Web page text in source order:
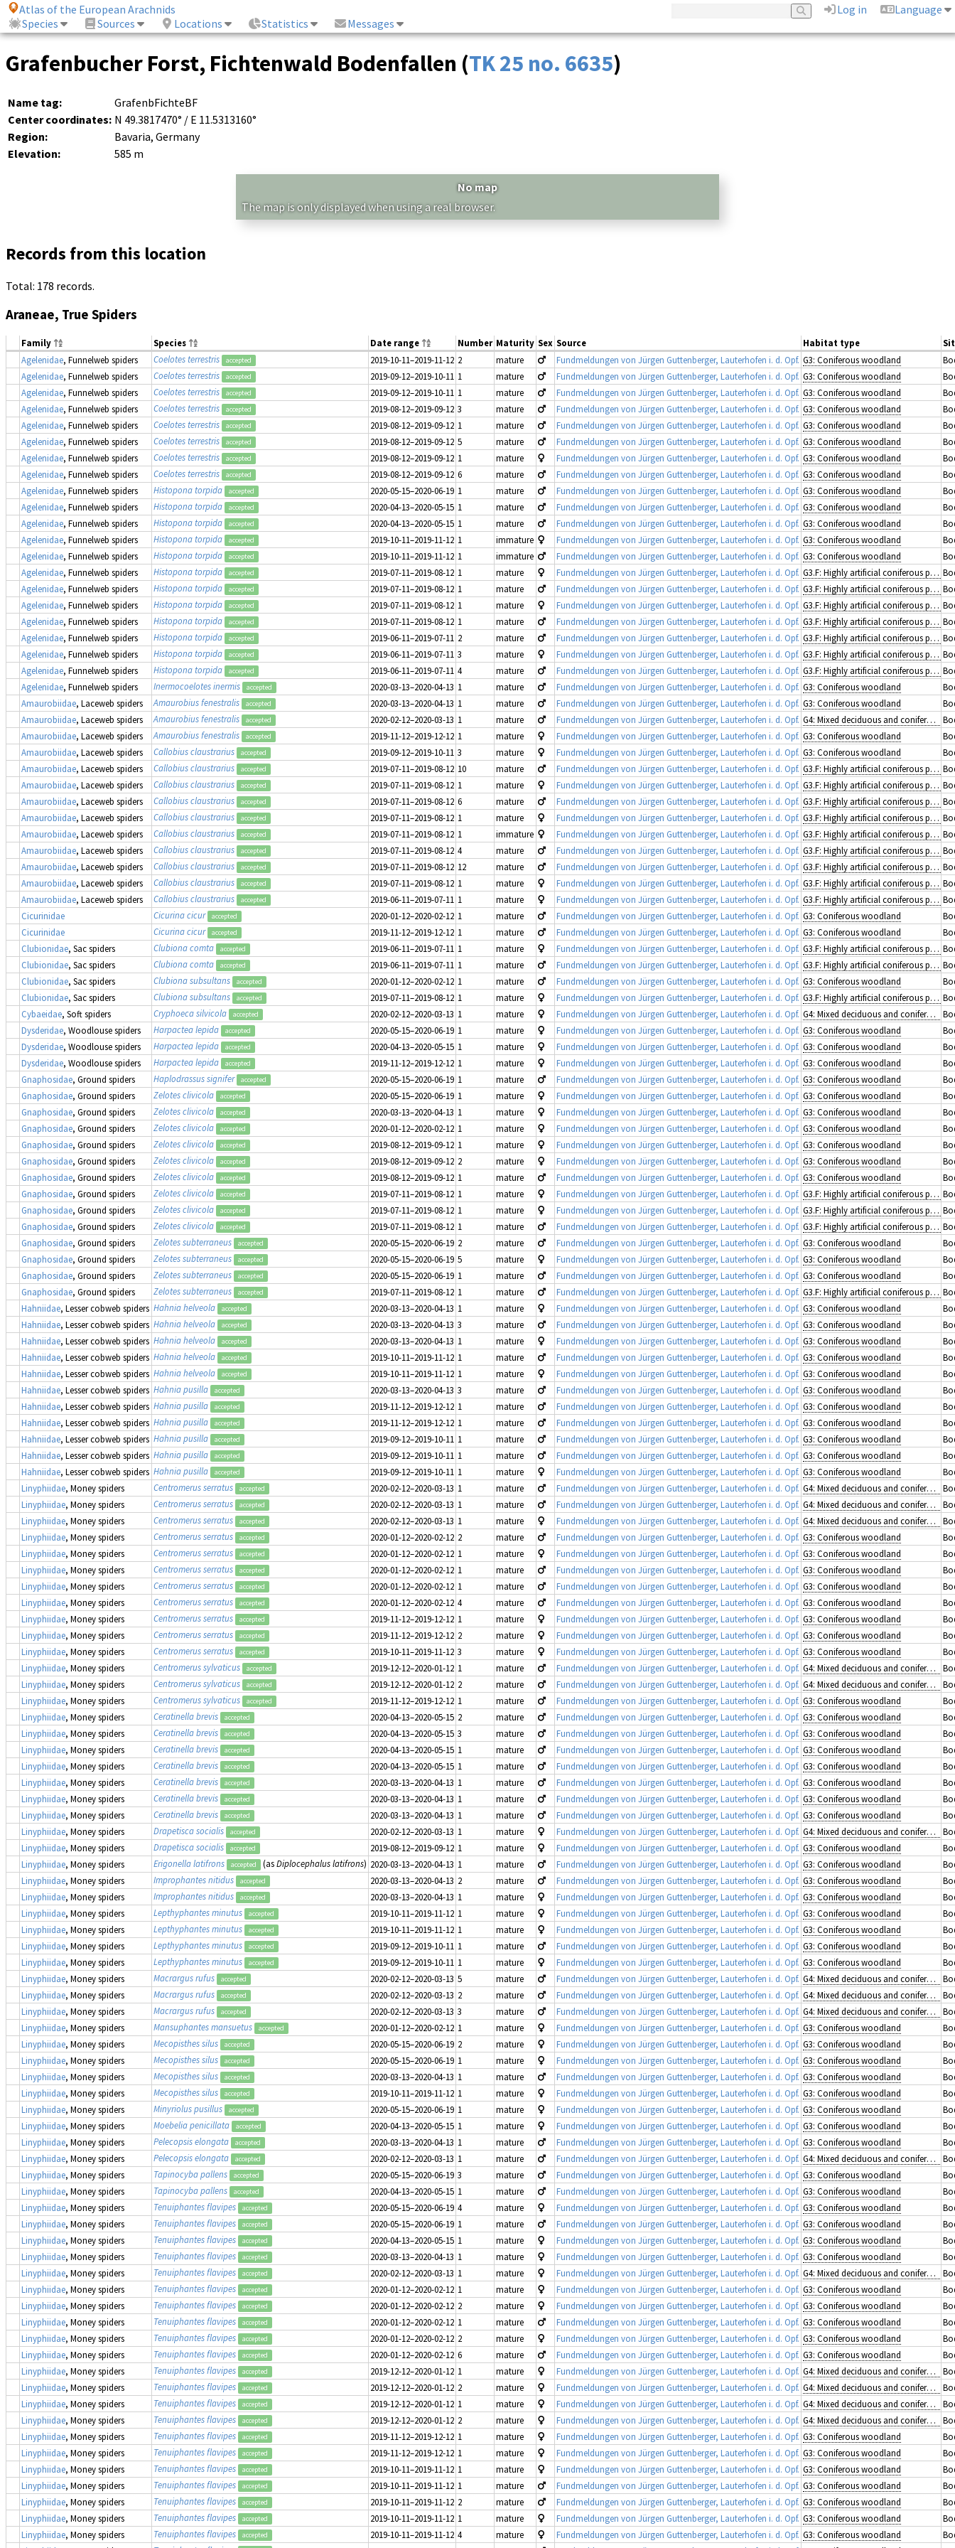
Atlas of the European Arachnids Log in
Language
Species
Sources Locations Statistics Messages
Grafenbucher Forst, Fichtenwald Bodenfallen (TK 25 no. 6635)
Name tag:
GrafenbFichteBF
Center coordinates: N 49.3817470° / E 11.5313160°
Region:
Bavaria, Germany
Elevation:
585 m
No map
The map is only displayed when using a real browser.
Records from this location
Total: 178 records.
Araneae, True Spiders
Family Species Date range Number Maturity Sex Source Habitat type
Agelenidae, Funnelweb spiders Coelotes terrestris accepted 2019-10-11–2019-11-12 2 mature Fundmeldungen von Jürgen Guttenberger, Lauterhofen i. d. Opf. G3: Coniferous woodland
Agelenidae, Funnelweb spiders Coelotes terrestris accepted 2019-09-12–2019-10-11 1 mature Fundmeldungen von Jürgen Guttenberger, Lauterhofen i. d. Opf. G3: Coniferous woodland
Agelenidae, Funnelweb spiders Coelotes terrestris accepted 2019-09-12–2019-10-11 1 mature Fundmeldungen von Jürgen Guttenberger, Lauterhofen i. d. Opf. G3: Coniferous woodland
Agelenidae, Funnelweb spiders Coelotes terrestris accepted 2019-08-12–2019-09-12 3 mature Fundmeldungen von Jürgen Guttenberger, Lauterhofen i. d. Opf. G3: Coniferous woodland
Agelenidae, Funnelweb spiders Coelotes terrestris accepted 2019-08-12–2019-09-12 1 mature Fundmeldungen von Jürgen Guttenberger, Lauterhofen i. d. Opf. G3: Coniferous woodland
Agelenidae, Funnelweb spiders Coelotes terrestris accepted 2019-08-12–2019-09-12 5 mature Fundmeldungen von Jürgen Guttenberger, Lauterhofen i. d. Opf. G3: Coniferous woodland
Agelenidae, Funnelweb spiders Coelotes terrestris accepted 2019-08-12–2019-09-12 1 mature Fundmeldungen von Jürgen Guttenberger, Lauterhofen i. d. Opf. G3: Coniferous woodland
Agelenidae, Funnelweb spiders Coelotes terrestris accepted 2019-08-12–2019-09-12 6 mature Fundmeldungen von Jürgen Guttenberger, Lauterhofen i. d. Opf. G3: Coniferous woodland
Agelenidae, Funnelweb spiders Histopona torpida accepted 2020-05-15–2020-06-19 1 mature Fundmeldungen von Jürgen Guttenberger, Lauterhofen i. d. Opf. G3: Coniferous woodland
Agelenidae, Funnelweb spiders Histopona torpida accepted 2020-04-13–2020-05-15 1 mature Fundmeldungen von Jürgen Guttenberger, Lauterhofen i. d. Opf. G3: Coniferous woodland
Agelenidae, Funnelweb spiders Histopona torpida accepted 2020-04-13–2020-05-15 1 mature Fundmeldungen von Jürgen Guttenberger, Lauterhofen i. d. Opf. G3: Coniferous woodland
Agelenidae, Funnelweb spiders Histopona torpida accepted 2019-10-11–2019-11-12 1 immature Fundmeldungen von Jürgen Guttenberger, Lauterhofen i. d. Opf. G3: Coniferous woodland
Agelenidae, Funnelweb spiders Histopona torpida accepted 2019-10-11–2019-11-12 1 immature Fundmeldungen von Jürgen Guttenberger, Lauterhofen i. d. Opf. G3: Coniferous woodland
Agelenidae, Funnelweb spiders Histopona torpida accepted 2019-07-11–2019-08-12 1 mature Fundmeldungen von Jürgen Guttenberger, Lauterhofen i. d. Opf. G3.F: Highly artificial coniferous plantations
Agelenidae, Funnelweb spiders Histopona torpida accepted 2019-07-11–2019-08-12 1 mature Fundmeldungen von Jürgen Guttenberger, Lauterhofen i. d. Opf. G3.F: Highly artificial coniferous plantations
Agelenidae, Funnelweb spiders Histopona torpida accepted 2019-07-11–2019-08-12 1 mature Fundmeldungen von Jürgen Guttenberger, Lauterhofen i. d. Opf. G3.F: Highly artificial coniferous plantations
Agelenidae, Funnelweb spiders Histopona torpida accepted 2019-07-11–2019-08-12 1 mature Fundmeldungen von Jürgen Guttenberger, Lauterhofen i. d. Opf. G3.F: Highly artificial coniferous plantations
Agelenidae, Funnelweb spiders Histopona torpida accepted 2019-06-11–2019-07-11 2 mature Fundmeldungen von Jürgen Guttenberger, Lauterhofen i. d. Opf. G3.F: Highly artificial coniferous plantations
Agelenidae, Funnelweb spiders Histopona torpida accepted 2019-06-11–2019-07-11 3 mature Fundmeldungen von Jürgen Guttenberger, Lauterhofen i. d. Opf. G3.F: Highly artificial coniferous plantations
Agelenidae, Funnelweb spiders Histopona torpida accepted 2019-06-11–2019-07-11 4 mature Fundmeldungen von Jürgen Guttenberger, Lauterhofen i. d. Opf. G3.F: Highly artificial coniferous plantations
Agelenidae, Funnelweb spiders Inermocoelotes inermis accepted 2020-03-13–2020-04-13 1 mature Fundmeldungen von Jürgen Guttenberger, Lauterhofen i. d. Opf. G3: Coniferous woodland
Amaurobiidae, Laceweb spiders Amaurobius fenestralis accepted 2020-03-13–2020-04-13 1 mature Fundmeldungen von Jürgen Guttenberger, Lauterhofen i. d. Opf. G3: Coniferous woodland
Amaurobiidae, Laceweb spiders Amaurobius fenestralis accepted 2020-02-12–2020-03-13 1 mature Fundmeldungen von Jürgen Guttenberger, Lauterhofen i. d. Opf. G4: Mixed deciduous and coniferous woodland
Amaurobiidae, Laceweb spiders Amaurobius fenestralis accepted 2019-11-12–2019-12-12 1 mature Fundmeldungen von Jürgen Guttenberger, Lauterhofen i. d. Opf. G3: Coniferous woodland
Amaurobiidae, Laceweb spiders Callobius claustrarius accepted 2019-09-12–2019-10-11 3 mature Fundmeldungen von Jürgen Guttenberger, Lauterhofen i. d. Opf. G3: Coniferous woodland
Amaurobiidae, Laceweb spiders Callobius claustrarius accepted 2019-07-11–2019-08-12 10 mature Fundmeldungen von Jürgen Guttenberger, Lauterhofen i. d. Opf. G3.F: Highly artificial coniferous plantations
Amaurobiidae, Laceweb spiders Callobius claustrarius accepted 2019-07-11–2019-08-12 1 mature Fundmeldungen von Jürgen Guttenberger, Lauterhofen i. d. Opf. G3.F: Highly artificial coniferous plantations
Amaurobiidae, Laceweb spiders Callobius claustrarius accepted 2019-07-11–2019-08-12 6 mature Fundmeldungen von Jürgen Guttenberger, Lauterhofen i. d. Opf. G3.F: Highly artificial coniferous plantations
Amaurobiidae, Laceweb spiders Callobius claustrarius accepted 2019-07-11–2019-08-12 1 mature Fundmeldungen von Jürgen Guttenberger, Lauterhofen i. d. Opf. G3.F: Highly artificial coniferous plantations
Amaurobiidae, Laceweb spiders Callobius claustrarius accepted 2019-07-11–2019-08-12 1 immature Fundmeldungen von Jürgen Guttenberger, Lauterhofen i. d. Opf. G3.F: Highly artificial coniferous plantations
Amaurobiidae, Laceweb spiders Callobius claustrarius accepted 2019-07-11–2019-08-12 4 mature Fundmeldungen von Jürgen Guttenberger, Lauterhofen i. d. Opf. G3.F: Highly artificial coniferous plantations
Amaurobiidae, Laceweb spiders Callobius claustrarius accepted 2019-07-11–2019-08-12 12 mature Fundmeldungen von Jürgen Guttenberger, Lauterhofen i. d. Opf. G3.F: Highly artificial coniferous plantations
Amaurobiidae, Laceweb spiders Callobius claustrarius accepted 2019-07-11–2019-08-12 1 mature Fundmeldungen von Jürgen Guttenberger, Lauterhofen i. d. Opf. G3.F: Highly artificial coniferous plantations
Amaurobiidae, Laceweb spiders Callobius claustrarius accepted 2019-06-11–2019-07-11 1 mature Fundmeldungen von Jürgen Guttenberger, Lauterhofen i. d. Opf. G3.F: Highly artificial coniferous plantations
Cicurinidae
Cicurina cicur accepted 2020-01-12–2020-02-12 1 mature Fundmeldungen von Jürgen Guttenberger, Lauterhofen i. d. Opf. G3: Coniferous woodland
Cicurinidae
Cicurina cicur accepted 2019-11-12–2019-12-12 1 mature Fundmeldungen von Jürgen Guttenberger, Lauterhofen i. d. Opf. G3: Coniferous woodland
Clubionidae, Sac spiders Clubiona comta accepted 2019-06-11–2019-07-11 1 mature Fundmeldungen von Jürgen Guttenberger, Lauterhofen i. d. Opf. G3.F: Highly artificial coniferous plantations
Clubionidae, Sac spiders Clubiona comta accepted 2019-06-11–2019-07-11 1 mature Fundmeldungen von Jürgen Guttenberger, Lauterhofen i. d. Opf. G3.F: Highly artificial coniferous plantations
Clubionidae, Sac spiders Clubiona subsultans accepted 2020-01-12–2020-02-12 1 mature Fundmeldungen von Jürgen Guttenberger, Lauterhofen i. d. Opf. G3: Coniferous woodland
Clubionidae, Sac spiders Clubiona subsultans accepted 2019-07-11–2019-08-12 1 mature Fundmeldungen von Jürgen Guttenberger, Lauterhofen i. d. Opf. G3.F: Highly artificial coniferous plantations
Cybaeidae, Soft spiders Cryphoeca silvicola accepted 2020-02-12–2020-03-13 1 mature Fundmeldungen von Jürgen Guttenberger, Lauterhofen i. d. Opf. G4: Mixed deciduous and coniferous woodland
Dysderidae, Woodlouse spiders Harpactea lepida accepted 2020-05-15–2020-06-19 1 mature Fundmeldungen von Jürgen Guttenberger, Lauterhofen i. d. Opf. G3: Coniferous woodland
Dysderidae, Woodlouse spiders Harpactea lepida accepted 2020-04-13–2020-05-15 1 mature Fundmeldungen von Jürgen Guttenberger, Lauterhofen i. d. Opf. G3: Coniferous woodland
Dysderidae, Woodlouse spiders Harpactea lepida accepted 2019-11-12–2019-12-12 1 mature Fundmeldungen von Jürgen Guttenberger, Lauterhofen i. d. Opf. G3: Coniferous woodland
Gnaphosidae, Ground spiders Haplodrassus signifer accepted 2020-05-15–2020-06-19 1 mature Fundmeldungen von Jürgen Guttenberger, Lauterhofen i. d. Opf. G3: Coniferous woodland
Gnaphosidae, Ground spiders Zelotes clivicola accepted 2020-05-15–2020-06-19 1 mature Fundmeldungen von Jürgen Guttenberger, Lauterhofen i. d. Opf. G3: Coniferous woodland
Gnaphosidae, Ground spiders Zelotes clivicola accepted 2020-03-13–2020-04-13 1 mature Fundmeldungen von Jürgen Guttenberger, Lauterhofen i. d. Opf. G3: Coniferous woodland
Gnaphosidae, Ground spiders Zelotes clivicola accepted 2020-01-12–2020-02-12 1 mature Fundmeldungen von Jürgen Guttenberger, Lauterhofen i. d. Opf. G3: Coniferous woodland
Gnaphosidae, Ground spiders Zelotes clivicola accepted 2019-08-12–2019-09-12 1 mature Fundmeldungen von Jürgen Guttenberger, Lauterhofen i. d. Opf. G3: Coniferous woodland
Gnaphosidae, Ground spiders Zelotes clivicola accepted 2019-08-12–2019-09-12 2 mature Fundmeldungen von Jürgen Guttenberger, Lauterhofen i. d. Opf. G3: Coniferous woodland
Gnaphosidae, Ground spiders Zelotes clivicola accepted 2019-08-12–2019-09-12 1 mature Fundmeldungen von Jürgen Guttenberger, Lauterhofen i. d. Opf. G3: Coniferous woodland
Gnaphosidae, Ground spiders Zelotes clivicola accepted 2019-07-11–2019-08-12 1 mature Fundmeldungen von Jürgen Guttenberger, Lauterhofen i. d. Opf. G3.F: Highly artificial coniferous plantations
Gnaphosidae, Ground spiders Zelotes clivicola accepted 2019-07-11–2019-08-12 1 mature Fundmeldungen von Jürgen Guttenberger, Lauterhofen i. d. Opf. G3.F: Highly artificial coniferous plantations
Gnaphosidae, Ground spiders Zelotes clivicola accepted 2019-07-11–2019-08-12 1 mature Fundmeldungen von Jürgen Guttenberger, Lauterhofen i. d. Opf. G3.F: Highly artificial coniferous plantations
Gnaphosidae, Ground spiders Zelotes subterraneus accepted 2020-05-15–2020-06-19 2 mature Fundmeldungen von Jürgen Guttenberger, Lauterhofen i. d. Opf. G3: Coniferous woodland
Gnaphosidae, Ground spiders Zelotes subterraneus accepted 2020-05-15–2020-06-19 5 mature Fundmeldungen von Jürgen Guttenberger, Lauterhofen i. d. Opf. G3: Coniferous woodland
Gnaphosidae, Ground spiders Zelotes subterraneus accepted 2020-05-15–2020-06-19 1 mature Fundmeldungen von Jürgen Guttenberger, Lauterhofen i. d. Opf. G3: Coniferous woodland
Gnaphosidae, Ground spiders Zelotes subterraneus accepted 2019-07-11–2019-08-12 1 mature Fundmeldungen von Jürgen Guttenberger, Lauterhofen i. d. Opf. G3.F: Highly artificial coniferous plantations
Hahniidae, Lesser cobweb spiders Hahnia helveola accepted 2020-03-13–2020-04-13 1 mature Fundmeldungen von Jürgen Guttenberger, Lauterhofen i. d. Opf. G3: Coniferous woodland
Hahniidae, Lesser cobweb spiders Hahnia helveola accepted 2020-03-13–2020-04-13 3 mature Fundmeldungen von Jürgen Guttenberger, Lauterhofen i. d. Opf. G3: Coniferous woodland
Hahniidae, Lesser cobweb spiders Hahnia helveola accepted 2020-03-13–2020-04-13 1 mature Fundmeldungen von Jürgen Guttenberger, Lauterhofen i. d. Opf. G3: Coniferous woodland
Hahniidae, Lesser cobweb spiders Hahnia helveola accepted 2019-10-11–2019-11-12 1 mature Fundmeldungen von Jürgen Guttenberger, Lauterhofen i. d. Opf. G3: Coniferous woodland
Hahniidae, Lesser cobweb spiders Hahnia helveola accepted 2019-10-11–2019-11-12 1 mature Fundmeldungen von Jürgen Guttenberger, Lauterhofen i. d. Opf. G3: Coniferous woodland
Hahniidae, Lesser cobweb spiders Hahnia pusilla accepted 2020-03-13–2020-04-13 3 mature Fundmeldungen von Jürgen Guttenberger, Lauterhofen i. d. Opf. G3: Coniferous woodland
Hahniidae, Lesser cobweb spiders Hahnia pusilla accepted 2019-11-12–2019-12-12 1 mature Fundmeldungen von Jürgen Guttenberger, Lauterhofen i. d. Opf. G3: Coniferous woodland
Hahniidae, Lesser cobweb spiders Hahnia pusilla accepted 2019-11-12–2019-12-12 1 mature Fundmeldungen von Jürgen Guttenberger, Lauterhofen i. d. Opf. G3: Coniferous woodland
Hahniidae, Lesser cobweb spiders Hahnia pusilla accepted 2019-09-12–2019-10-11 1 mature Fundmeldungen von Jürgen Guttenberger, Lauterhofen i. d. Opf. G3: Coniferous woodland
Hahniidae, Lesser cobweb spiders Hahnia pusilla accepted 2019-09-12–2019-10-11 1 mature Fundmeldungen von Jürgen Guttenberger, Lauterhofen i. d. Opf. G3: Coniferous woodland
Hahniidae, Lesser cobweb spiders Hahnia pusilla accepted 2019-09-12–2019-10-11 1 mature Fundmeldungen von Jürgen Guttenberger, Lauterhofen i. d. Opf. G3: Coniferous woodland
Linyphiidae, Money spiders Centromerus serratus accepted 2020-02-12–2020-03-13 1 mature Fundmeldungen von Jürgen Guttenberger, Lauterhofen i. d. Opf. G4: Mixed deciduous and coniferous woodland
Linyphiidae, Money spiders Centromerus serratus accepted 2020-02-12–2020-03-13 1 mature Fundmeldungen von Jürgen Guttenberger, Lauterhofen i. d. Opf. G4: Mixed deciduous and coniferous woodland
Linyphiidae, Money spiders Centromerus serratus accepted 2020-02-12–2020-03-13 1 mature Fundmeldungen von Jürgen Guttenberger, Lauterhofen i. d. Opf. G4: Mixed deciduous and coniferous woodland
Linyphiidae, Money spiders Centromerus serratus accepted 2020-01-12–2020-02-12 2 mature Fundmeldungen von Jürgen Guttenberger, Lauterhofen i. d. Opf. G3: Coniferous woodland
Linyphiidae, Money spiders Centromerus serratus accepted 2020-01-12–2020-02-12 1 mature Fundmeldungen von Jürgen Guttenberger, Lauterhofen i. d. Opf. G3: Coniferous woodland
Linyphiidae, Money spiders Centromerus serratus accepted 2020-01-12–2020-02-12 1 mature Fundmeldungen von Jürgen Guttenberger, Lauterhofen i. d. Opf. G3: Coniferous woodland
Linyphiidae, Money spiders Centromerus serratus accepted 2020-01-12–2020-02-12 1 mature Fundmeldungen von Jürgen Guttenberger, Lauterhofen i. d. Opf. G3: Coniferous woodland
Linyphiidae, Money spiders Centromerus serratus accepted 2020-01-12–2020-02-12 4 mature Fundmeldungen von Jürgen Guttenberger, Lauterhofen i. d. Opf. G3: Coniferous woodland
Linyphiidae, Money spiders Centromerus serratus accepted 2019-11-12–2019-12-12 1 mature Fundmeldungen von Jürgen Guttenberger, Lauterhofen i. d. Opf. G3: Coniferous woodland
Linyphiidae, Money spiders Centromerus serratus accepted 2019-11-12–2019-12-12 2 mature Fundmeldungen von Jürgen Guttenberger, Lauterhofen i. d. Opf. G3: Coniferous woodland
Linyphiidae, Money spiders Centromerus serratus accepted 2019-10-11–2019-11-12 3 mature Fundmeldungen von Jürgen Guttenberger, Lauterhofen i. d. Opf. G3: Coniferous woodland
Linyphiidae, Money spiders Centromerus sylvaticus accepted 2019-12-12–2020-01-12 1 mature Fundmeldungen von Jürgen Guttenberger, Lauterhofen i. d. Opf. G4: Mixed deciduous and coniferous woodland
Linyphiidae, Money spiders Centromerus sylvaticus accepted 2019-12-12–2020-01-12 2 mature Fundmeldungen von Jürgen Guttenberger, Lauterhofen i. d. Opf. G4: Mixed deciduous and coniferous woodland
Linyphiidae, Money spiders Centromerus sylvaticus accepted 2019-11-12–2019-12-12 1 mature Fundmeldungen von Jürgen Guttenberger, Lauterhofen i. d. Opf. G3: Coniferous woodland
Linyphiidae, Money spiders Ceratinella brevis accepted 2020-04-13–2020-05-15 2 mature Fundmeldungen von Jürgen Guttenberger, Lauterhofen i. d. Opf. G3: Coniferous woodland
Linyphiidae, Money spiders Ceratinella brevis accepted 2020-04-13–2020-05-15 3 mature Fundmeldungen von Jürgen Guttenberger, Lauterhofen i. d. Opf. G3: Coniferous woodland
Linyphiidae, Money spiders Ceratinella brevis accepted 2020-04-13–2020-05-15 1 mature Fundmeldungen von Jürgen Guttenberger, Lauterhofen i. d. Opf. G3: Coniferous woodland
Linyphiidae, Money spiders Ceratinella brevis accepted 2020-04-13–2020-05-15 1 mature Fundmeldungen von Jürgen Guttenberger, Lauterhofen i. d. Opf. G3: Coniferous woodland
Linyphiidae, Money spiders Ceratinella brevis accepted 2020-03-13–2020-04-13 1 mature Fundmeldungen von Jürgen Guttenberger, Lauterhofen i. d. Opf. G3: Coniferous woodland
Linyphiidae, Money spiders Ceratinella brevis accepted 2020-03-13–2020-04-13 1 mature Fundmeldungen von Jürgen Guttenberger, Lauterhofen i. d. Opf. G3: Coniferous woodland
Linyphiidae, Money spiders Ceratinella brevis accepted 2020-03-13–2020-04-13 1 mature Fundmeldungen von Jürgen Guttenberger, Lauterhofen i. d. Opf. G3: Coniferous woodland
Linyphiidae, Money spiders Drapetisca socialis accepted 2020-02-12–2020-03-13 1 mature Fundmeldungen von Jürgen Guttenberger, Lauterhofen i. d. Opf. G4: Mixed deciduous and coniferous woodland
Linyphiidae, Money spiders Drapetisca socialis accepted 2019-08-12–2019-09-12 1 mature Fundmeldungen von Jürgen Guttenberger, Lauterhofen i. d. Opf. G3: Coniferous woodland
Linyphiidae, Money spiders Erigonella latifrons accepted (asDiplocephalus latifrons) 2020-03-13–2020-04-13 1 mature Fundmeldungen von Jürgen Guttenberger, Lauterhofen i. d. Opf. G3: Coniferous woodland
Linyphiidae, Money spiders Improphantes nitidus accepted 2020-03-13–2020-04-13 2 mature Fundmeldungen von Jürgen Guttenberger, Lauterhofen i. d. Opf. G3: Coniferous woodland
Linyphiidae, Money spiders Improphantes nitidus accepted 2020-03-13–2020-04-13 1 mature Fundmeldungen von Jürgen Guttenberger, Lauterhofen i. d. Opf. G3: Coniferous woodland
Linyphiidae, Money spiders Lepthyphantes minutus accepted 2019-10-11–2019-11-12 1 mature Fundmeldungen von Jürgen Guttenberger, Lauterhofen i. d. Opf. G3: Coniferous woodland
Linyphiidae, Money spiders Lepthyphantes minutus accepted 2019-10-11–2019-11-12 1 mature Fundmeldungen von Jürgen Guttenberger, Lauterhofen i. d. Opf. G3: Coniferous woodland
Linyphiidae, Money spiders Lepthyphantes minutus accepted 2019-09-12–2019-10-11 1 mature Fundmeldungen von Jürgen Guttenberger, Lauterhofen i. d. Opf. G3: Coniferous woodland
Linyphiidae, Money spiders Lepthyphantes minutus accepted 2019-09-12–2019-10-11 1 mature Fundmeldungen von Jürgen Guttenberger, Lauterhofen i. d. Opf. G3: Coniferous woodland
Linyphiidae, Money spiders Macrargus rufus accepted 2020-02-12–2020-03-13 5 mature Fundmeldungen von Jürgen Guttenberger, Lauterhofen i. d. Opf. G4: Mixed deciduous and coniferous woodland
Linyphiidae, Money spiders Macrargus rufus accepted 2020-02-12–2020-03-13 2 mature Fundmeldungen von Jürgen Guttenberger, Lauterhofen i. d. Opf. G4: Mixed deciduous and coniferous woodland
Linyphiidae, Money spiders Macrargus rufus accepted 2020-02-12–2020-03-13 3 mature Fundmeldungen von Jürgen Guttenberger, Lauterhofen i. d. Opf. G4: Mixed deciduous and coniferous woodland
Linyphiidae, Money spiders Mansuphantes mansuetus accepted 2020-01-12–2020-02-12 1 mature Fundmeldungen von Jürgen Guttenberger, Lauterhofen i. d. Opf. G3: Coniferous woodland
Linyphiidae, Money spiders Mecopisthes silus accepted 2020-05-15–2020-06-19 2 mature Fundmeldungen von Jürgen Guttenberger, Lauterhofen i. d. Opf. G3: Coniferous woodland
Linyphiidae, Money spiders Mecopisthes silus accepted 2020-05-15–2020-06-19 1 mature Fundmeldungen von Jürgen Guttenberger, Lauterhofen i. d. Opf. G3: Coniferous woodland
Linyphiidae, Money spiders Mecopisthes silus accepted 2020-03-13–2020-04-13 1 mature Fundmeldungen von Jürgen Guttenberger, Lauterhofen i. d. Opf. G3: Coniferous woodland
Linyphiidae, Money spiders Mecopisthes silus accepted 2019-10-11–2019-11-12 1 mature Fundmeldungen von Jürgen Guttenberger, Lauterhofen i. d. Opf. G3: Coniferous woodland
Linyphiidae, Money spiders Minyriolus pusillus accepted 2020-05-15–2020-06-19 1 mature Fundmeldungen von Jürgen Guttenberger, Lauterhofen i. d. Opf. G3: Coniferous woodland
Linyphiidae, Money spiders Moebelia penicillata accepted 2020-04-13–2020-05-15 1 mature Fundmeldungen von Jürgen Guttenberger, Lauterhofen i. d. Opf. G3: Coniferous woodland
Linyphiidae, Money spiders Pelecopsis elongata accepted 2020-03-13–2020-04-13 1 mature Fundmeldungen von Jürgen Guttenberger, Lauterhofen i. d. Opf. G3: Coniferous woodland
Linyphiidae, Money spiders Pelecopsis elongata accepted 2020-02-12–2020-03-13 1 mature Fundmeldungen von Jürgen Guttenberger, Lauterhofen i. d. Opf. G4: Mixed deciduous and coniferous woodland
Linyphiidae, Money spiders Tapinocyba pallens accepted 2020-05-15–2020-06-19 3 mature Fundmeldungen von Jürgen Guttenberger, Lauterhofen i. d. Opf. G3: Coniferous woodland
Linyphiidae, Money spiders Tapinocyba pallens accepted 2020-04-13–2020-05-15 1 mature Fundmeldungen von Jürgen Guttenberger, Lauterhofen i. d. Opf. G3: Coniferous woodland
Linyphiidae, Money spiders Tenuiphantes flavipes accepted 2020-05-15–2020-06-19 4 mature Fundmeldungen von Jürgen Guttenberger, Lauterhofen i. d. Opf. G3: Coniferous woodland
Linyphiidae, Money spiders Tenuiphantes flavipes accepted 2020-05-15–2020-06-19 1 mature Fundmeldungen von Jürgen Guttenberger, Lauterhofen i. d. Opf. G3: Coniferous woodland
Linyphiidae, Money spiders Tenuiphantes flavipes accepted 2020-04-13–2020-05-15 1 mature Fundmeldungen von Jürgen Guttenberger, Lauterhofen i. d. Opf. G3: Coniferous woodland
Linyphiidae, Money spiders Tenuiphantes flavipes accepted 2020-03-13–2020-04-13 1 mature Fundmeldungen von Jürgen Guttenberger, Lauterhofen i. d. Opf. G3: Coniferous woodland
Linyphiidae, Money spiders Tenuiphantes flavipes accepted 2020-02-12–2020-03-13 1 mature Fundmeldungen von Jürgen Guttenberger, Lauterhofen i. d. Opf. G4: Mixed deciduous and coniferous woodland
Linyphiidae, Money spiders Tenuiphantes flavipes accepted 2020-01-12–2020-02-12 1 mature Fundmeldungen von Jürgen Guttenberger, Lauterhofen i. d. Opf. G3: Coniferous woodland
Linyphiidae, Money spiders Tenuiphantes flavipes accepted 2020-01-12–2020-02-12 2 mature Fundmeldungen von Jürgen Guttenberger, Lauterhofen i. d. Opf. G3: Coniferous woodland
Linyphiidae, Money spiders Tenuiphantes flavipes accepted 2020-01-12–2020-02-12 1 mature Fundmeldungen von Jürgen Guttenberger, Lauterhofen i. d. Opf. G3: Coniferous woodland
Linyphiidae, Money spiders Tenuiphantes flavipes accepted 2020-01-12–2020-02-12 2 mature Fundmeldungen von Jürgen Guttenberger, Lauterhofen i. d. Opf. G3: Coniferous woodland
Linyphiidae, Money spiders Tenuiphantes flavipes accepted 2020-01-12–2020-02-12 6 mature Fundmeldungen von Jürgen Guttenberger, Lauterhofen i. d. Opf. G3: Coniferous woodland
Linyphiidae, Money spiders Tenuiphantes flavipes accepted 2019-12-12–2020-01-12 1 mature Fundmeldungen von Jürgen Guttenberger, Lauterhofen i. d. Opf. G4: Mixed deciduous and coniferous woodland
Linyphiidae, Money spiders Tenuiphantes flavipes accepted 2019-12-12–2020-01-12 2 mature Fundmeldungen von Jürgen Guttenberger, Lauterhofen i. d. Opf. G4: Mixed deciduous and coniferous woodland
Linyphiidae, Money spiders Tenuiphantes flavipes accepted 2019-12-12–2020-01-12 1 mature Fundmeldungen von Jürgen Guttenberger, Lauterhofen i. d. Opf. G4: Mixed deciduous and coniferous woodland
Linyphiidae, Money spiders Tenuiphantes flavipes accepted 2019-12-12–2020-01-12 2 mature Fundmeldungen von Jürgen Guttenberger, Lauterhofen i. d. Opf. G4: Mixed deciduous and coniferous woodland
Linyphiidae, Money spiders Tenuiphantes flavipes accepted 2019-11-12–2019-12-12 1 mature Fundmeldungen von Jürgen Guttenberger, Lauterhofen i. d. Opf. G3: Coniferous woodland
Linyphiidae, Money spiders Tenuiphantes flavipes accepted 2019-11-12–2019-12-12 1 mature Fundmeldungen von Jürgen Guttenberger, Lauterhofen i. d. Opf. G3: Coniferous woodland
Linyphiidae, Money spiders Tenuiphantes flavipes accepted 2019-10-11–2019-11-12 1 mature Fundmeldungen von Jürgen Guttenberger, Lauterhofen i. d. Opf. G3: Coniferous woodland
Linyphiidae, Money spiders Tenuiphantes flavipes accepted 2019-10-11–2019-11-12 1 mature Fundmeldungen von Jürgen Guttenberger, Lauterhofen i. d. Opf. G3: Coniferous woodland
Linyphiidae, Money spiders Tenuiphantes flavipes accepted 2019-10-11–2019-11-12 2 mature Fundmeldungen von Jürgen Guttenberger, Lauterhofen i. d. Opf. G3: Coniferous woodland
Linyphiidae, Money spiders Tenuiphantes flavipes accepted 2019-10-11–2019-11-12 1 mature Fundmeldungen von Jürgen Guttenberger, Lauterhofen i. d. Opf. G3: Coniferous woodland
Linyphiidae, Money spiders Tenuiphantes flavipes accepted 2019-10-11–2019-11-12 4 mature Fundmeldungen von Jürgen Guttenberger, Lauterhofen i. d. Opf. G3: Coniferous woodland